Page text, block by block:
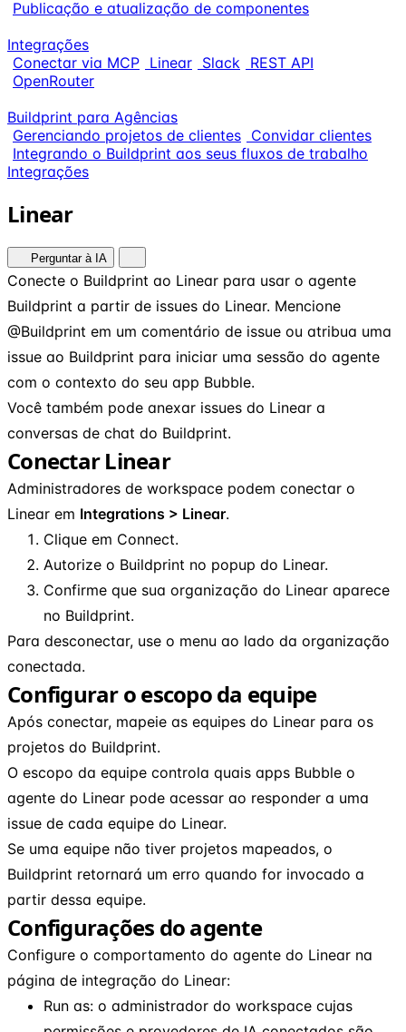
Publicação e atualização de componentes
Integrações
Conectar via MCP Linear Slack REST API
OpenRouter
Buildprint para Agências
Gerenciando projetos de clientes Convidar clientes
Integrando o Buildprint aos seus fluxos de trabalho
Integrações
Linear
Perguntar à IA
Conecte o Buildprint ao Linear para usar o agente
Buildprint a partir de issues do Linear. Mencione
@Buildprint em um comentário de issue ou atribua uma
issue ao Buildprint para iniciar uma sessão do agente
com o contexto do seu app Bubble.
Você também pode anexar issues do Linear a
conversas de chat do Buildprint.
Conectar Linear
Administradores de workspace podem conectar o
Linear em Integrations > Linear.
Clique em Connect.
Autorize o Buildprint no popup do Linear.
Confirme que sua organização do Linear aparece
no Buildprint.
Para desconectar, use o menu ao lado da organização
conectada.
Configurar o escopo da equipe
Após conectar, mapeie as equipes do Linear para os
projetos do Buildprint.
O escopo da equipe controla quais apps Bubble o
agente do Linear pode acessar ao responder a uma
issue de cada equipe do Linear.
Se uma equipe não tiver projetos mapeados, o
Buildprint retornará um erro quando for invocado a
partir dessa equipe.
Configurações do agente
Configure o comportamento do agente do Linear na
página de integração do Linear:
Run as: o administrador do workspace cujas